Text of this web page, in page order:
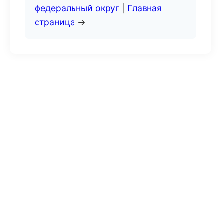
федеральный округ
Главная
страница →